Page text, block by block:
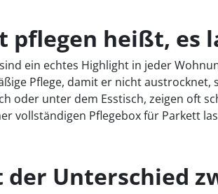
pflegen heißt, es
sind ein echtes Highlight in jeder
Pflege, damit er nicht
oder unter dem Esstisch, zeigen oft
vollständigen Pflegebox für Parkett
der Unterschied